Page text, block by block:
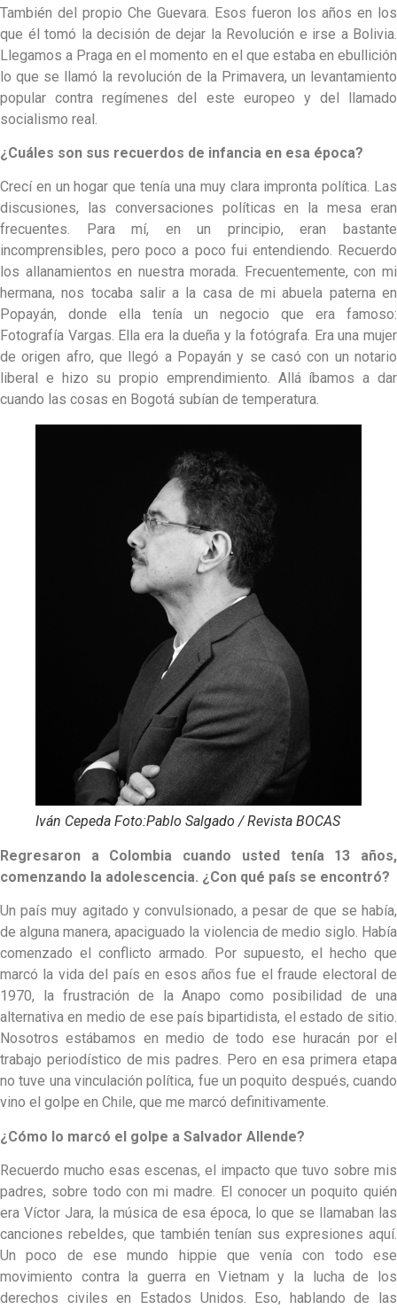
También del propio Che Guevara. Esos fueron los años en los
que él tomó la decisión de dejar la Revolución e irse a Bolivia.
Llegamos a Praga en el momento en el que estaba en ebullición
lo que se llamó la revolución de la Primavera, un levantamiento
popular contra regímenes del este europeo y del llamado
socialismo real.
¿Cuáles son sus recuerdos de infancia en esa época?
Crecí en un hogar que tenía una muy clara impronta política. Las
discusiones, las conversaciones políticas en la mesa eran
frecuentes. Para mí, en un principio, eran bastante
incomprensibles, pero poco a poco fui entendiendo. Recuerdo
los allanamientos en nuestra morada. Frecuentemente, con mi
hermana, nos tocaba salir a la casa de mi abuela paterna en
Popayán, donde ella tenía un negocio que era famoso:
Fotografía Vargas. Ella era la dueña y la fotógrafa. Era una mujer
de origen afro, que llegó a Popayán y se casó con un notario
liberal e hizo su propio emprendimiento. Allá íbamos a dar
cuando las cosas en Bogotá subían de temperatura.
Iván Cepeda Foto:Pablo Salgado / Revista BOCAS
Regresaron a Colombia cuando usted tenía 13 años,
comenzando la adolescencia. ¿Con qué país se encontró?
Un país muy agitado y convulsionado, a pesar de que se había,
de alguna manera, apaciguado la violencia de medio siglo. Había
comenzado el conflicto armado. Por supuesto, el hecho que
marcó la vida del país en esos años fue el fraude electoral de
1970, la frustración de la Anapo como posibilidad de una
alternativa en medio de ese país bipartidista, el estado de sitio.
Nosotros estábamos en medio de todo ese huracán por el
trabajo periodístico de mis padres. Pero en esa primera etapa
no tuve una vinculación política, fue un poquito después, cuando
vino el golpe en Chile, que me marcó definitivamente.
¿Cómo lo marcó el golpe a Salvador Allende?
Recuerdo mucho esas escenas, el impacto que tuvo sobre mis
padres, sobre todo con mi madre. El conocer un poquito quién
era Víctor Jara, la música de esa época, lo que se llamaban las
canciones rebeldes, que también tenían sus expresiones aquí.
Un poco de ese mundo hippie que venía con todo ese
movimiento contra la guerra en Vietnam y la lucha de los
derechos civiles en Estados Unidos. Eso, hablando de las